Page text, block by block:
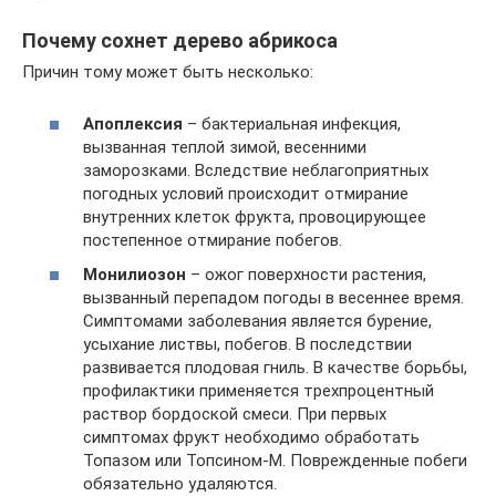
Почему сохнет дерево абрикоса
Причин тому может быть несколько:
Апоплексия – бактериальная инфекция,
вызванная теплой зимой, весенними
заморозками. Вследствие неблагоприятных
погодных условий происходит отмирание
внутренних клеток фрукта, провоцирующее
постепенное отмирание побегов.
Монилиозон – ожог поверхности растения,
вызванный перепадом погоды в весеннее время.
Симптомами заболевания является бурение,
усыхание листвы, побегов. В последствии
развивается плодовая гниль. В качестве борьбы,
профилактики применяется трехпроцентный
раствор бордоской смеси. При первых
симптомах фрукт необходимо обработать
Топазом или Топсином-М. Поврежденные побеги
обязательно удаляются.